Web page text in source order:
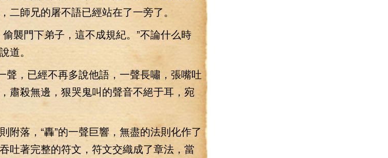
二師兄的屠不語已經站在了一旁了。
門下弟子，這不成規紀。”不論什么時
道。
已經不再多說他語，一聲長嘯，張嘴吐
肅殺無邊，狠哭鬼叫的聲音不絕于耳，宛
落，“轟”的一聲巨響，無盡的法則化作了
吐著完整的符文，符文交織成了章法，當